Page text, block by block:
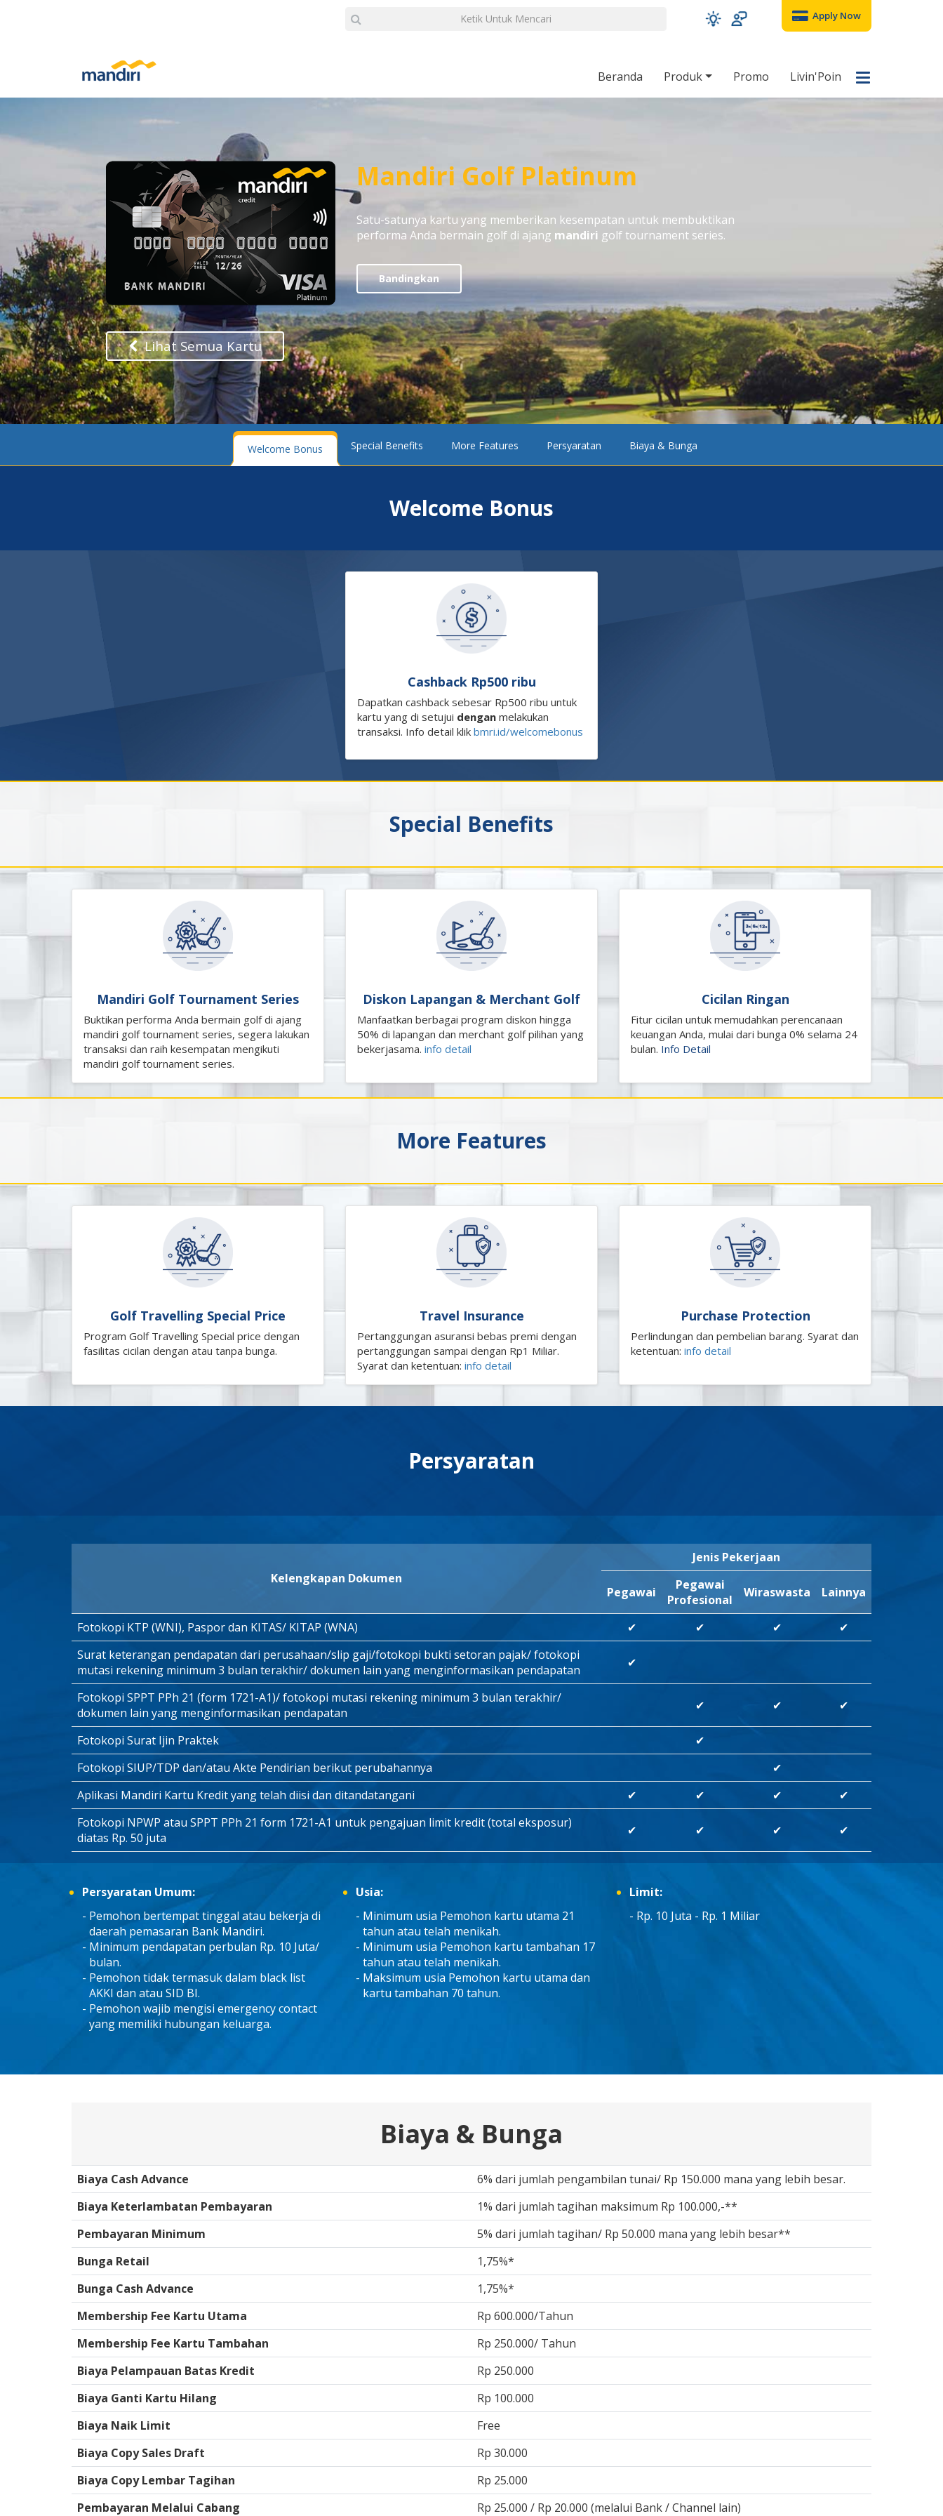
Apply Now
Beranda Produk Promo Livin'Poin
Lihat Semua Kartu
Mandiri Golf Platinum
Satu-satunya kartu yang memberikan kesempatan untuk membuktikan
performa Anda bermain golf di ajang mandiri golf tournament series.
Bandingkan
Welcome Bonus Special Benefits More Features Persyaratan Biaya & Bunga
Welcome Bonus
Cashback Rp500 ribu
Dapatkan cashback sebesar Rp500 ribu untuk
kartu yang di setujui dengan melakukan
transaksi. Info detail klik bmri.id/welcomebonus
Special Benefits
Mandiri Golf Tournament Series
Buktikan performa Anda bermain golf di ajang
mandiri golf tournament series, segera lakukan
transaksi dan raih kesempatan mengikuti
mandiri golf tournament series.
Diskon Lapangan & Merchant Golf
Manfaatkan berbagai program diskon hingga
50% di lapangan dan merchant golf pilihan yang
bekerjasama. info detail
Cicilan Ringan
Fitur cicilan untuk memudahkan perencanaan
keuangan Anda, mulai dari bunga 0% selama 24
bulan. Info Detail
More Features
Golf Travelling Special Price
Program Golf Travelling Special price dengan
fasilitas cicilan dengan atau tanpa bunga.
Travel Insurance
Pertanggungan asuransi bebas premi dengan
pertanggungan sampai dengan Rp1 Miliar.
Syarat dan ketentuan: info detail
Purchase Protection
Perlindungan dan pembelian barang. Syarat dan
ketentuan: info detail
Persyaratan
Kelengkapan Dokumen
Jenis Pekerjaan
Pegawai
Pegawai
Profesional
Wiraswasta Lainnya
Fotokopi KTP (WNI), Paspor dan KITAS/ KITAP (WNA) ✔ ✔ ✔
✔
Surat keterangan pendapatan dari perusahaan/slip gaji/fotokopi bukti setoran pajak/ fotokopi
mutasi rekening minimum 3 bulan terakhir/ dokumen lain yang menginformasikan pendapatan
✔
Fotokopi SPPT PPh 21 (form 1721-A1)/ fotokopi mutasi rekening minimum 3 bulan terakhir/
dokumen lain yang menginformasikan pendapatan
✔ ✔ ✔
Fotokopi Surat Ijin Praktek
✔
Fotokopi SIUP/TDP dan/atau Akte Pendirian berikut perubahannya
✔
Aplikasi Mandiri Kartu Kredit yang telah diisi dan ditandatangani
✔ ✔ ✔
✔
Fotokopi NPWP atau SPPT PPh 21 form 1721-A1 untuk pengajuan limit kredit (total eksposur)
diatas Rp. 50 juta
✔ ✔ ✔ ✔
Persyaratan Umum:
Pemohon bertempat tinggal atau bekerja di
daerah pemasaran Bank Mandiri.
Minimum pendapatan perbulan Rp. 10 Juta/
bulan.
Pemohon tidak termasuk dalam black list
AKKI dan atau SID BI.
Pemohon wajib mengisi emergency contact
yang memiliki hubungan keluarga.
Usia:
Minimum usia Pemohon kartu utama 21
tahun atau telah menikah.
Minimum usia Pemohon kartu tambahan 17
tahun atau telah menikah.
Maksimum usia Pemohon kartu utama dan
kartu tambahan 70 tahun.
Limit:
Rp. 10 Juta - Rp. 1 Miliar
Biaya & Bunga
Biaya Cash Advance
6% dari jumlah pengambilan tunai/ Rp 150.000 mana yang lebih besar.
Biaya Keterlambatan Pembayaran
1% dari jumlah tagihan maksimum Rp 100.000,-**
Pembayaran Minimum
5% dari jumlah tagihan/ Rp 50.000 mana yang lebih besar**
Bunga Retail
1,75%*
Bunga Cash Advance
1,75%*
Membership Fee Kartu Utama
Rp 600.000/Tahun
Membership Fee Kartu Tambahan
Rp 250.000/ Tahun
Biaya Pelampauan Batas Kredit
Rp 250.000
Biaya Ganti Kartu Hilang
Rp 100.000
Biaya Naik Limit
Free
Biaya Copy Sales Draft
Rp 30.000
Biaya Copy Lembar Tagihan
Rp 25.000
Pembayaran Melalui Cabang
Rp 25.000 / Rp 20.000 (melalui Bank / Channel lain)